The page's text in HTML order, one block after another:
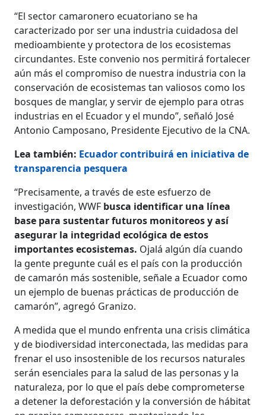
“El sector camaronero ecuatoriano se ha
caracterizado por ser una industria cuidadosa del
medioambiente y protectora de los ecosistemas
circundantes. Este convenio nos permitirá fortalecer
aún más el compromiso de nuestra industria con la
conservación de ecosistemas tan valiosos como los
bosques de manglar, y servir de ejemplo para otras
industrias en el Ecuador y el mundo”, señaló José
Antonio Camposano, Presidente Ejecutivo de la CNA.
Lea también: Ecuador contribuirá en iniciativa de
transparencia pesquera
“Precisamente, a través de este esfuerzo de
investigación, WWF busca identificar una línea
base para sustentar futuros monitoreos y así
asegurar la integridad ecológica de estos
importantes ecosistemas. Ojalá algún día cuando
la gente pregunte cuál es el país con la producción
de camarón más sostenible, señale a Ecuador como
un ejemplo de buenas prácticas de producción de
camarón”, agregó Granizo.
A medida que el mundo enfrenta una crisis climática
y de biodiversidad interconectada, las medidas para
frenar el uso insostenible de los recursos naturales
serán esenciales para la salud de las personas y la
naturaleza, por lo que el país debe comprometerse
a detener la deforestación y la conversión de hábitat